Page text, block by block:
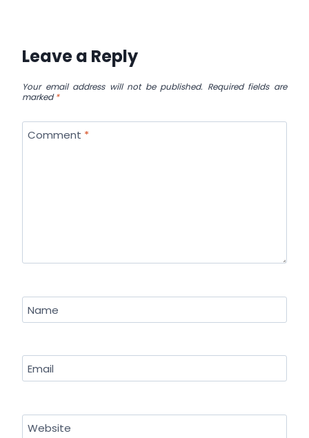
Leave a Reply
Your email address will not be published. Required fields are
marked*
Comment *
Name
Email
Website